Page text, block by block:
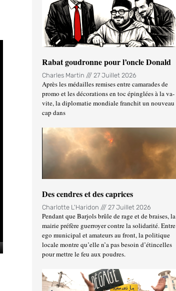
Rabat goudronne pour l’oncle Donald
Charles Martin 27 Juillet 2026
Après les médailles remises entre camarades de
promo et les décorations en toc épinglées à la va-
vite, la diplomatie mondiale franchit un nouveau
cap dans
Des cendres et des caprices
Charlotte L'Haridon 27 Juillet 2026
Pendant que Barjols brûle de rage et de braises, la
mairie préfère guerroyer contre la solidarité. Entre
ego municipal et amateurs au front, la politique
locale montre qu’elle n’a pas besoin d’étincelles
pour mettre le feu aux poudres.